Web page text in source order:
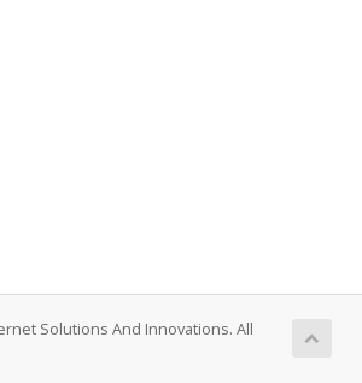
Solutions And Innovations. All